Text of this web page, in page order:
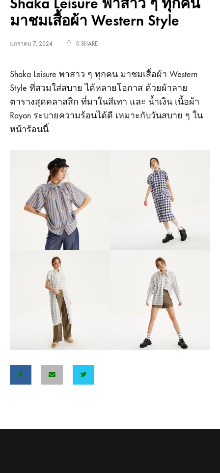
มาชมเสื้อผ้า Western Style
มกราคม 7, 2024 0 SHARE
Shaka Leisure พาสาว ๆ ทุกคน มาชมเสื้อผ้า Western
Style ที่สวมใส่สบาย ได้หลายโอกาส ด้วยผ้าลาย
ตารางสุดคลาสสิก ที่มาในสีเทา และ น้ำเงิน เนื้อผ้า
Rayon ระบายความร้อนได้ดี เหมาะกับวันสบาย ๆ ใน
หน้าร้อนนี้